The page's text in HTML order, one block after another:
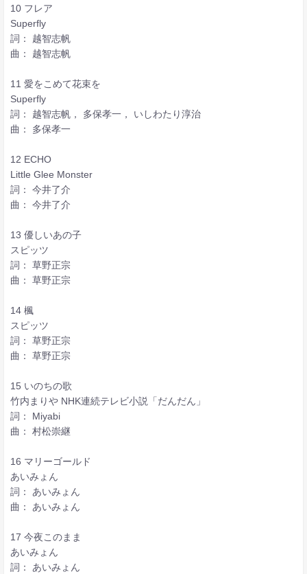
10 フレア
Superfly
詞： 越智志帆
曲： 越智志帆
11 愛をこめて花束を
Superfly
詞： 越智志帆， 多保孝一， いしわたり淳治
曲： 多保孝一
12 ECHO
Little Glee Monster
詞： 今井了介
曲： 今井了介
13 優しいあの子
スピッツ
詞： 草野正宗
曲： 草野正宗
14 楓
スピッツ
詞： 草野正宗
曲： 草野正宗
15 いのちの歌
竹内まりや NHK連続テレビ小説「だんだん」
詞： Miyabi
曲： 村松崇継
16 マリーゴールド
あいみょん
詞： あいみょん
曲： あいみょん
17 今夜このまま
あいみょん
詞： あいみょん